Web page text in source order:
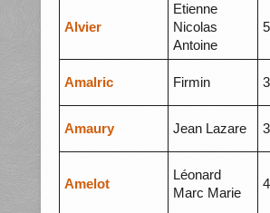
Alvier
Etienne
Nicolas
Antoine
Amalric Firmin
Amaury Jean Lazare
Amelot
Léonard
Marc Marie